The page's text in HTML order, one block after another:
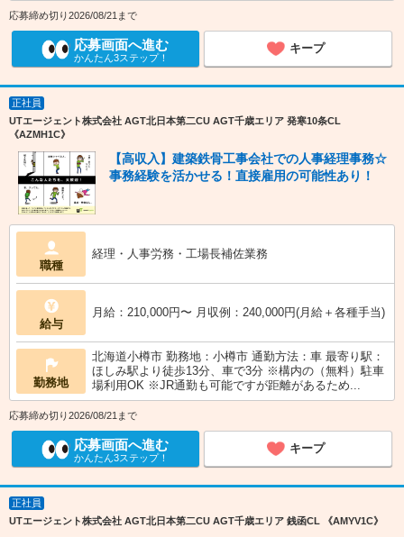
応募締め切り2026/08/21まで
応募画面へ進む
かんたん3ステップ！
キープ
正社員
UTエージェント株式会社 AGT北日本第二CU AGT千歳エリア 発寒10条CL
《AZMH1C》
【高収入】建築鉄骨工事会社での人事経理事務☆
事務経験を活かせる！直接雇用の可能性あり！
職種
経理・人事労務・工場長補佐業務
給与
月給：210,000円〜 月収例：240,000円(月給＋各種手当)
勤務地
北海道小樽市 勤務地：小樽市 通勤方法：車 最寄り駅：
ほしみ駅より徒歩13分、車で3分 ※構内の（無料）駐車
場利用OK ※JR通勤も可能ですが距離があるため...
応募締め切り2026/08/21まで
応募画面へ進む
かんたん3ステップ！
キープ
正社員
UTエージェント株式会社 AGT北日本第二CU AGT千歳エリア 銭函CL 《AMYV1C》